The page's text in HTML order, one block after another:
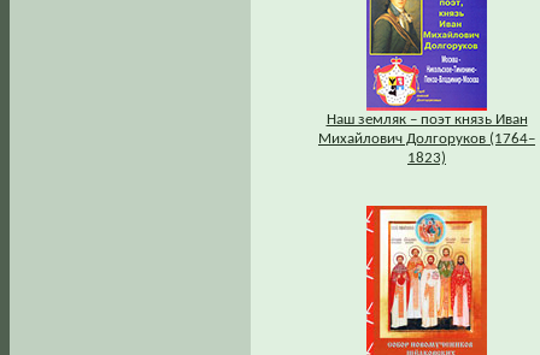
Наш земляк – поэт князь Иван
Михайлович Долгоруков (1764–
1823)